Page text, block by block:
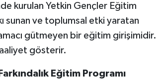
kurulan Yetkin Gençler Eğitim
sunan ve toplumsal etki yaratan
gütmeyen bir eğitim girişimidir.
gösterir.
Eğitim Programı